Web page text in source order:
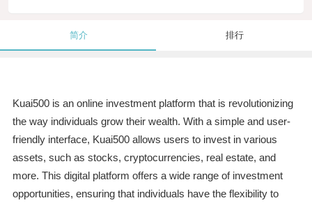
简介 排行
Kuai500 is an online investment platform that is revolutionizing
the way individuals grow their wealth. With a simple and user-
friendly interface, Kuai500 allows users to invest in various
assets, such as stocks, cryptocurrencies, real estate, and
more. This digital platform offers a wide range of investment
opportunities, ensuring that individuals have the flexibility to